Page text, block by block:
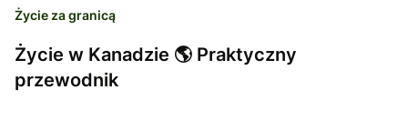
Życie za granicą
Życie w Kanadzie 🌎 Praktyczny
przewodnik